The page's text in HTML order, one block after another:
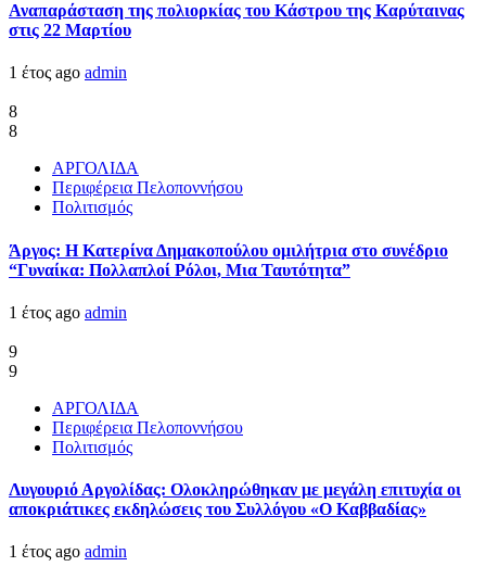
Αναπαράσταση της πολιορκίας του Κάστρου της Καρύταινας
στις 22 Μαρτίου
1 έτος ago admin
8
8
ΑΡΓΟΛΙΔΑ
Περιφέρεια Πελοποννήσου
Πολιτισμός
Άργος: Η Κατερίνα Δημακοπούλου ομιλήτρια στο συνέδριο
“Γυναίκα: Πολλαπλοί Ρόλοι, Μια Ταυτότητα”
1 έτος ago admin
9
9
ΑΡΓΟΛΙΔΑ
Περιφέρεια Πελοποννήσου
Πολιτισμός
Λυγουριό Αργολίδας: Ολοκληρώθηκαν με μεγάλη επιτυχία οι
αποκριάτικες εκδηλώσεις του Συλλόγου «Ο Καββαδίας»
1 έτος ago admin